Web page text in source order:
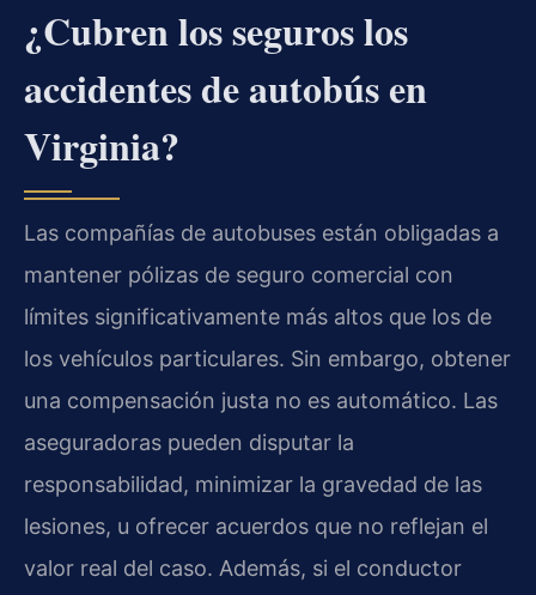
¿Cubren los seguros los
accidentes de autobús en
Virginia?
Las compañías de autobuses están obligadas a
mantener pólizas de seguro comercial con
límites significativamente más altos que los de
los vehículos particulares. Sin embargo, obtener
una compensación justa no es automático. Las
aseguradoras pueden disputar la
responsabilidad, minimizar la gravedad de las
lesiones, u ofrecer acuerdos que no reflejan el
valor real del caso. Además, si el conductor